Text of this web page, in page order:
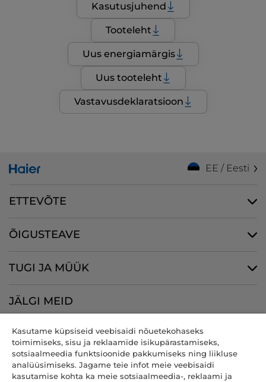
Kasutusjuhend
Tooteleht
Uus energiamärgis
Uus tooteleht
Vastavusdeklaratsioon
EE / Eesti
ETTEVÕTE
ÕIGUSTEAVE
TUGI JA MÜÜK
JÄLGI MEID
CANDY HOOVER GROUP S.r.I. - ainuosanik - REGISTRIJÄRGNE
ASUKOHT: Via Comolli, 57 - 20861 Brugherio (MB) - Itaalia - BÜROOD:
Kasutame küpsiseid veebisaidi nõuetekohaseks
toimimiseks, sisu ja reklaamide isikupärastamiseks,
sotsiaalmeedia funktsioonide pakkumiseks ning liikluse
analüüsimiseks. Jagame teie infot meie veebisaidi
kasutamise kohta ka meie sotsiaalmeedia-, reklaami ja